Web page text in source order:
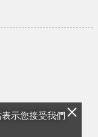
示您接受我們